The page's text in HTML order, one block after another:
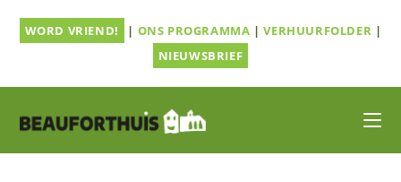
naarWORD VRIEND! | ONS PROGRAMMA |VERHUURFOLDER |
NIEUWSBRIEF